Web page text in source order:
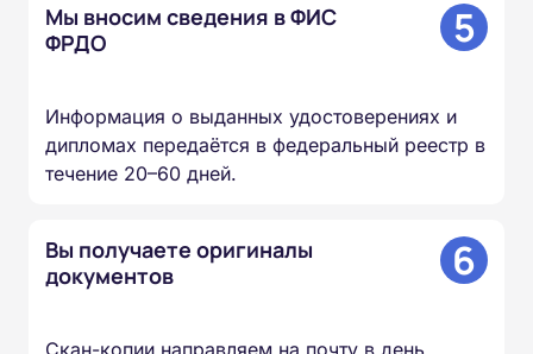
Мы вносим сведения в ФИС
ФРДО
5
Информация о выданных удостоверениях и
дипломах передаётся в федеральный реестр в
течение 20–60 дней.
Вы получаете оригиналы
документов
6